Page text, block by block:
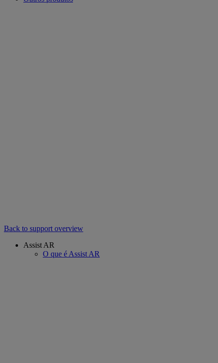
Back to support overview
Assist AR
O que é Assist AR